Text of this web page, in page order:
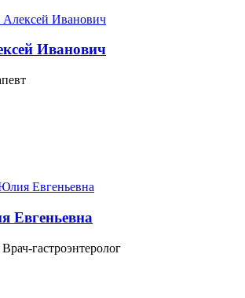
Иванович
Евгеньевна
гастроэнтеролог